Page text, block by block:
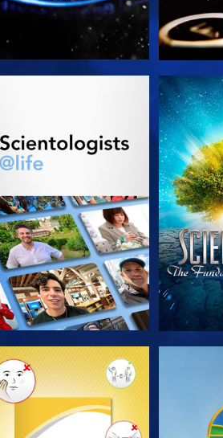
EXPLORA LAS SERIES